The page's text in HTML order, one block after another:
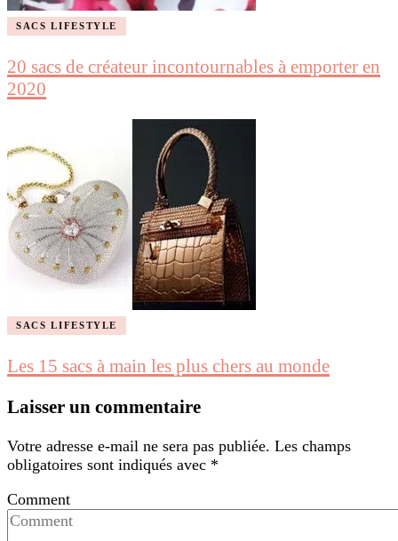
SACS LIFESTYLE
20 sacs de créateur incontournables à emporter en
2020
SACS LIFESTYLE
Les 15 sacs à main les plus chers au monde
Laisser un commentaire
Votre adresse e-mail ne sera pas publiée. Les champs
obligatoires sont indiqués avec *
Comment